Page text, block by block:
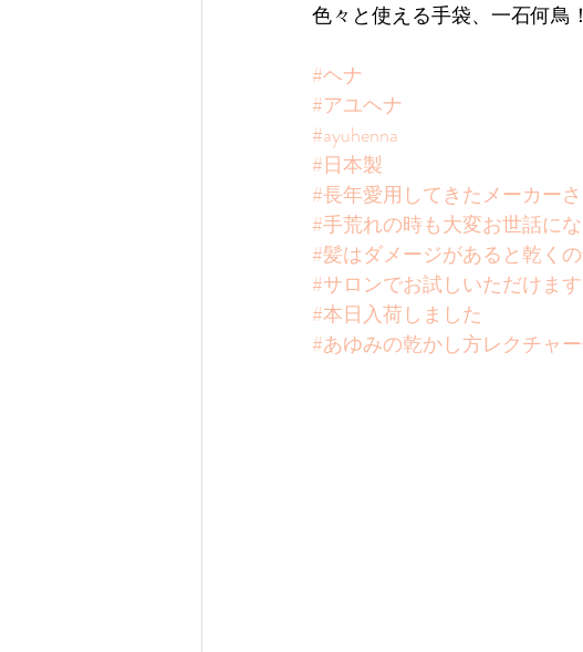
色々と使える手袋、一石何
#ヘナ
#アユヘナ
#ayuhenna
#日本製
#長年愛用してきたメーカー
#手荒れの時も大変お世話に
#髪はダメージがあると乾く
#サロンでお試しいただけます
#本日入荷しました
#あゆみの乾かし方レクチャ